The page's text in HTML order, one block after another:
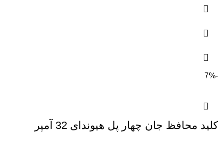
-7%
کلید محافظ جان چهار پل هیوندای 32 آمپر